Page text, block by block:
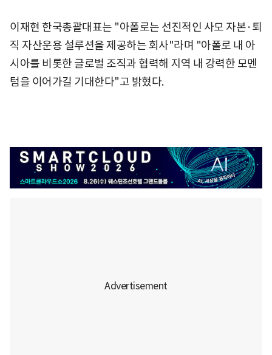
이재현 한국총괄대표는 "아폴로는 선진적인 사모 자본·퇴
직 자산운용 설루션을 제공하는 회사"라며 "아폴로 내 아
시아를 비롯한 글로벌 조직과 협력해 지역 내 강력한 모멘
텀을 이어가길 기대한다"고 밝혔다.